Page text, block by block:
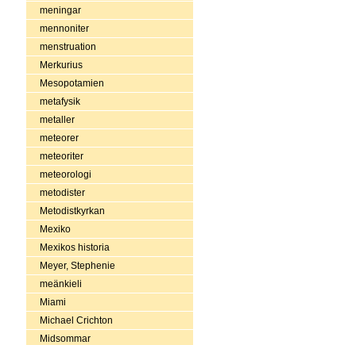
meningar
mennoniter
menstruation
Merkurius
Mesopotamien
metafysik
metaller
meteorer
meteoriter
meteorologi
metodister
Metodistkyrkan
Mexiko
Mexikos historia
Meyer, Stephenie
meänkieli
Miami
Michael Crichton
Midsommar